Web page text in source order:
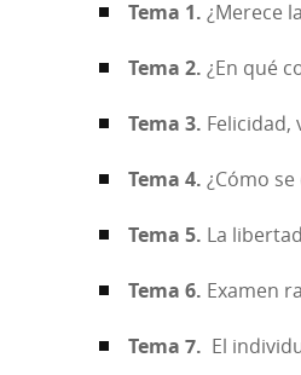
Tema 1. ¿Merece
Tema 2. ¿En qué
Tema 3. Felicidad,
Tema 4. ¿Cómo
Tema 5. La
Tema 6. Examen
Tema 7. El